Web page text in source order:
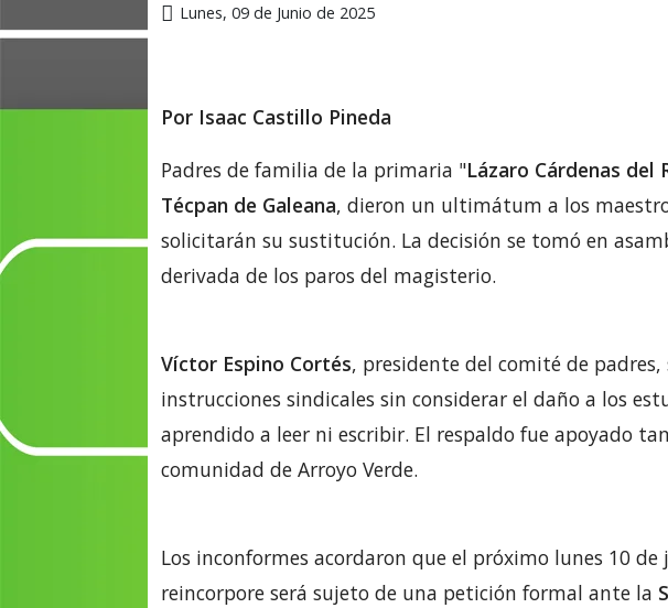
Lunes, 09 de Junio de 2025
Por Isaac Castillo Pineda
Padres de familia de la primaria "Lázaro Cárdenas del
Técpan de Galeana, dieron un ultimátum a los
solicitarán su sustitución. La decisión se tomó en
derivada de los paros del magisterio.
Víctor Espino Cortés, presidente del comité de
instrucciones sindicales sin considerar el daño a los
aprendido a leer ni escribir. El respaldo fue apoyado
comunidad de Arroyo Verde.
Los inconformes acordaron que el próximo lunes 10
reincorpore será sujeto de una petición formal ante la